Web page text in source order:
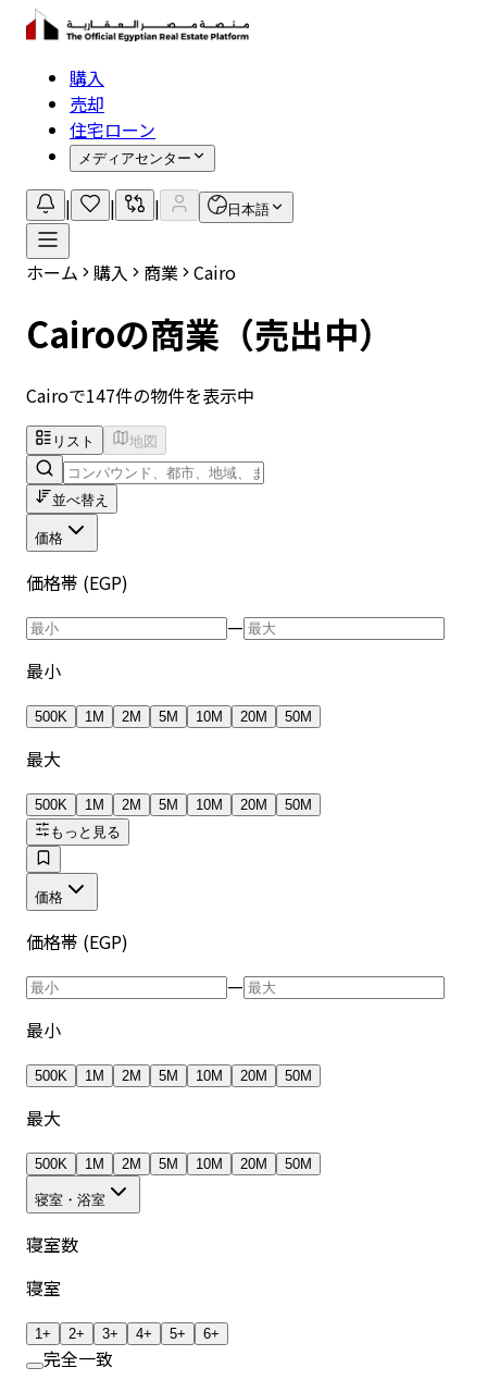
購入
売却
住宅ローン
メディアセンター
| | | 日本語
ホーム 購入 商業 Cairo
Cairoの商業（売出中）
Cairoで147件の物件を表示中
リスト 地図
並べ替え
価格
価格帯 (EGP)
—
最小
500K 1M 2M 5M 10M 20M 50M
最大
500K 1M 2M 5M 10M 20M
50M
もっと見る
価格
価格帯 (EGP)
—
最小
500K 1M 2M 5M 10M 20M 50M
最大
500K 1M 2M 5M 10M 20M 50M
寝室・浴室
寝室数
寝室
1+ 2+ 3+ 4+ 5+ 6+
完全一致